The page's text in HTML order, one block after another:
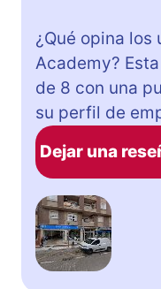
¿Qué opina los
Academy?
de 8 con una
su perfil de
Dejar una